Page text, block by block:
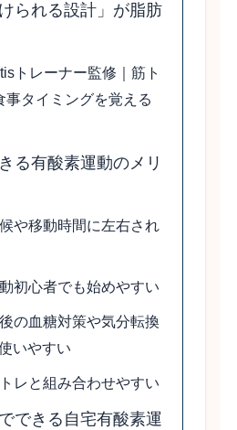
られる設計」が脂肪
トレーナー監修｜筋ト
事タイミングを覚える
る有酸素運動のメリ
や移動時間に左右され
初心者でも始めやすい
の血糖対策や気分転換
いやすい
レと組み合わせやすい
できる自宅有酸素運